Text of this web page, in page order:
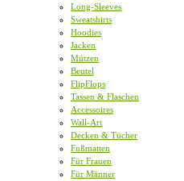
Long-Sleeves
Sweatshirts
Hoodies
Jacken
Mützen
Beutel
FlipFlops
Tassen & Flaschen
Accessoires
Wall-Art
Decken & Tücher
Fußmatten
Für Frauen
Für Männer